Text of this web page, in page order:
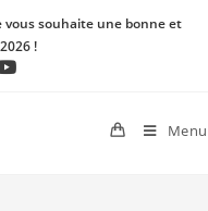
vous souhaite une bonne et
!
Menu